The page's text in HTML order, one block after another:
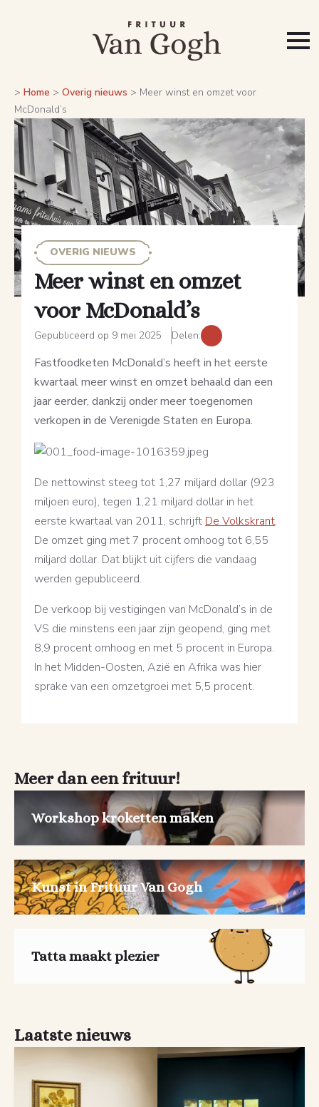
> Home > Overig nieuws > Meer winst en omzet voor
McDonald’s
OVERIG NIEUWS
Meer winst en omzet
voor McDonald’s
Gepubliceerd op 9 mei 2025 Delen:
Fastfoodketen McDonald’s heeft in het eerste
kwartaal meer winst en omzet behaald dan een
jaar eerder, dankzij onder meer toegenomen
verkopen in de Verenigde Staten en Europa.
De nettowinst steeg tot 1,27 miljard dollar (923
miljoen euro), tegen 1,21 miljard dollar in het
eerste kwartaal van 2011, schrijft De Volkskrant.
De omzet ging met 7 procent omhoog tot 6,55
miljard dollar. Dat blijkt uit cijfers die vandaag
werden gepubliceerd.
De verkoop bij vestigingen van McDonald’s in de
VS die minstens een jaar zijn geopend, ging met
8,9 procent omhoog en met 5 procent in Europa.
In het Midden-Oosten, Azië en Afrika was hier
sprake van een omzetgroei met 5,5 procent.
Meer dan een frituur!
Workshop kroketten maken
Kunst in Frituur Van Gogh
Tatta maakt plezier
Laatste nieuws